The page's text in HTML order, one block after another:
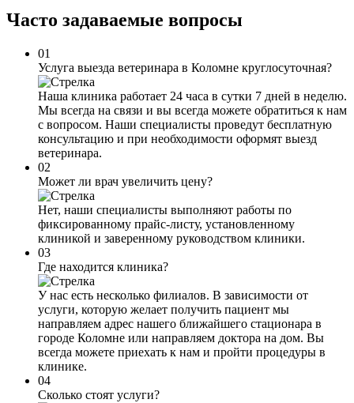
Часто задаваемые вопросы
01
Услуга выезда ветеринара в Коломне круглосуточная?
Наша клиника работает 24 часа в сутки 7 дней в неделю.
Мы всегда на связи и вы всегда можете обратиться к нам
с вопросом. Наши специалисты проведут бесплатную
консультацию и при необходимости оформят выезд
ветеринара.
02
Может ли врач увеличить цену?
Нет, наши специалисты выполняют работы по
фиксированному прайс-листу, установленному
клиникой и заверенному руководством клиники.
03
Где находится клиника?
У нас есть несколько филиалов. В зависимости от
услуги, которую желает получить пациент мы
направляем адрес нашего ближайшего стационара в
городе Коломне или направляем доктора на дом. Вы
всегда можете приехать к нам и пройти процедуры в
клинике.
04
Сколько стоят услуги?